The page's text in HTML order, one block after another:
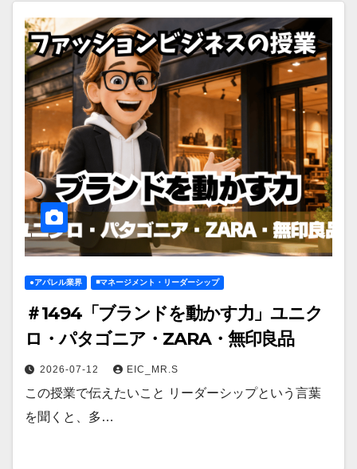
●アパレル業界 ◾️マネージメント・リーダーシップ
＃1494「ブランドを動かす力」ユニク
ロ・パタゴニア・ZARA・無印良品
2026-07-12 EIC_MR.S
この授業で伝えたいこと リーダーシップという言葉
を聞くと、多…